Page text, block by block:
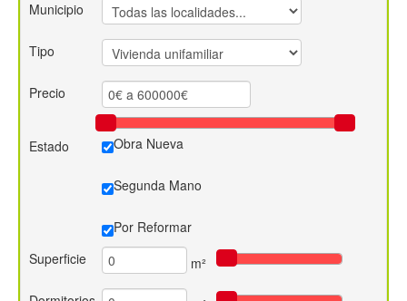
Contacto
Municipio
Tipo
Precio
Estado Obra Nueva
Segunda Mano
Por Reformar
Superficie
m²